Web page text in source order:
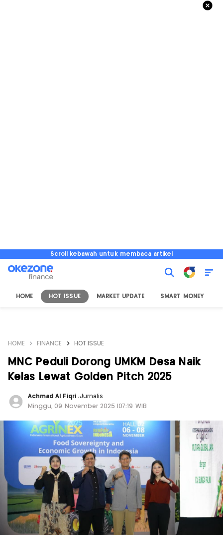
Scroll kebawah untuk membaca artikel
HOME HOT ISSUE MARKET UPDATE SMART MONEY
HOME FINANCE HOT ISSUE
MNC Peduli Dorong UMKM Desa Naik
Kelas Lewat Golden Pitch 2025
Achmad Al Fiqri ,Jurnalis
Minggu, 09 November 2025 |07:19 WIB